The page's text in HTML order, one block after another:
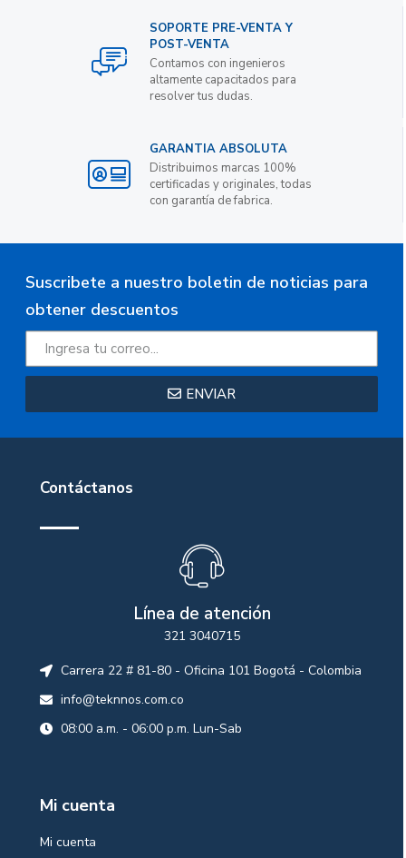
SOPORTE PRE-VENTA Y
POST-VENTA
Contamos con ingenieros
altamente capacitados para
resolver tus dudas.
GARANTIA ABSOLUTA
Distribuimos marcas 100%
certificadas y originales, todas
con garantía de fabrica.
Suscribete a nuestro boletin de noticias para
obtener descuentos
ENVIAR
Contáctanos
Línea de atención
321 3040715
Carrera 22 # 81-80 - Oficina 101 Bogotá - Colombia
info@teknnos.com.co
08:00 a.m. - 06:00 p.m. Lun-Sab
Mi cuenta
Mi cuenta